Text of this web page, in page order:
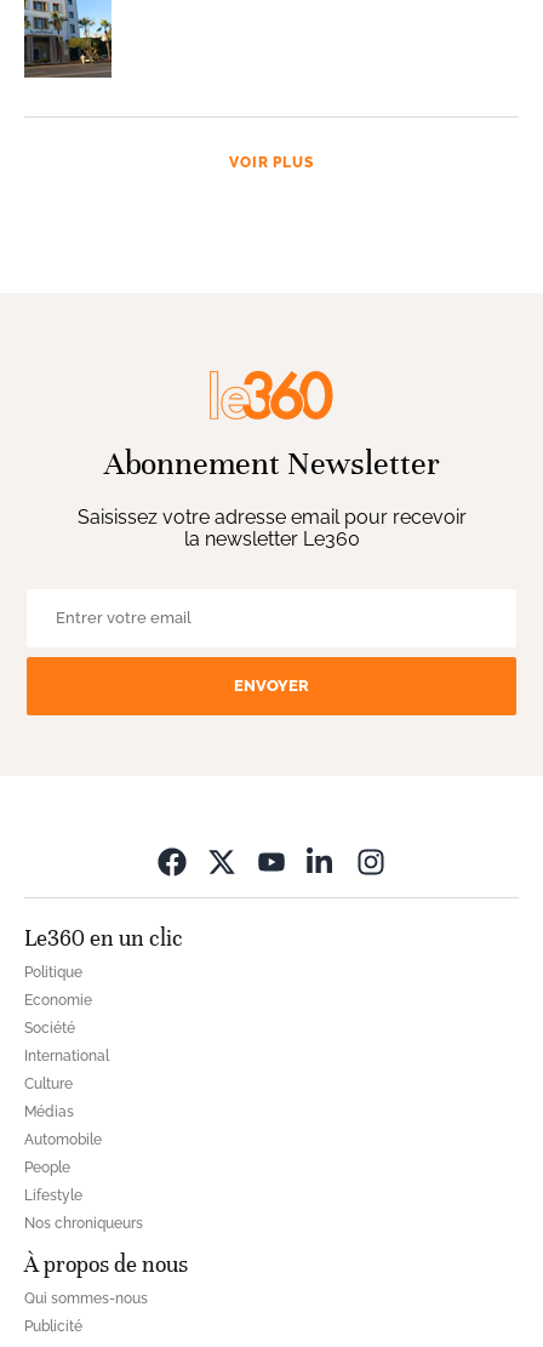
VOIR PLUS
Abonnement Newsletter
Saisissez votre adresse email pour recevoir
la newsletter Le360
ENVOYER
Le360 en un clic
Politique
Economie
Société
International
Culture
Médias
Automobile
People
Lifestyle
Nos chroniqueurs
À propos de nous
Qui sommes-nous
Publicité